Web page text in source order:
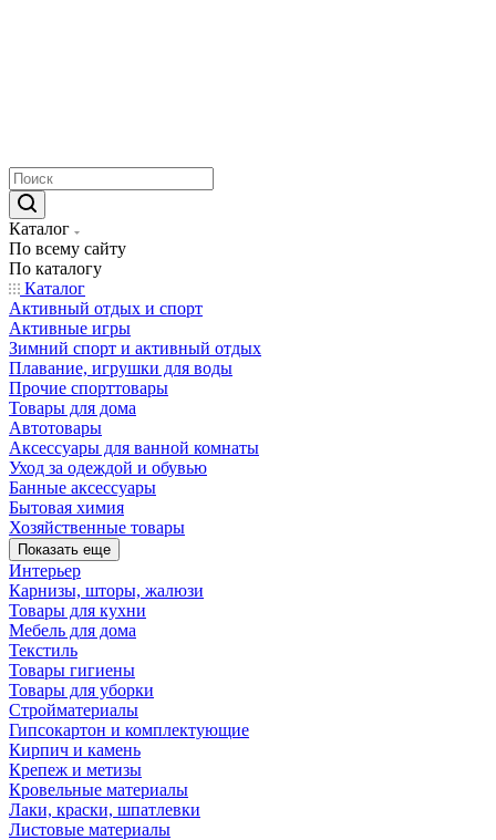
Каталог
По всему сайту
По каталогу
Каталог
Активный отдых и спорт
Активные игры
Зимний спорт и активный отдых
Плавание, игрушки для воды
Прочие спорттовары
Товары для дома
Автотовары
Аксессуары для ванной комнаты
Уход за одеждой и обувью
Банные аксессуары
Бытовая химия
Хозяйственные товары
Показать еще
Интерьер
Карнизы, шторы, жалюзи
Товары для кухни
Мебель для дома
Текстиль
Товары гигиены
Товары для уборки
Стройматериалы
Гипсокартон и комплектующие
Кирпич и камень
Крепеж и метизы
Кровельные материалы
Лаки, краски, шпатлевки
Листовые материалы